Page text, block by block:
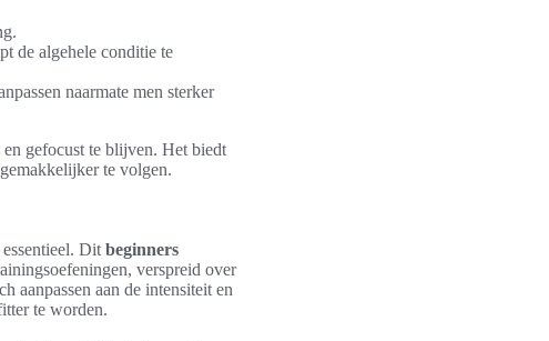
de algehele conditie te
naarmate men sterker
gefocust te blijven. Het biedt
te volgen.
Dit beginners
verspreid over
aanpassen aan de intensiteit en
te worden.